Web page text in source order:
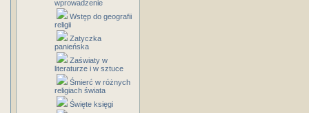
wprowadzenie
Wstęp do geografii
religii
Zatyczka
panieńska
Zaświaty w
literaturze i w sztuce
Śmierć w różnych
religiach świata
Święte księgi